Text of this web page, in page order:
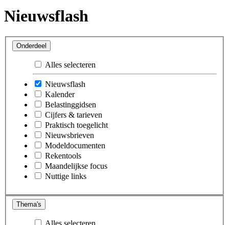
Nieuwsflash
Onderdeel
Alles selecteren
Nieuwsflash
Kalender
Belastinggidsen
Cijfers & tarieven
Praktisch toegelicht
Nieuwsbrieven
Modeldocumenten
Rekentools
Maandelijkse focus
Nuttige links
Thema's